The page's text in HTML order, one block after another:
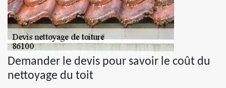
Demander le devis pour savoir le coût du
nettoyage du toit